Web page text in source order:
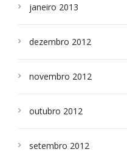
janeiro 2013
dezembro 2012
novembro 2012
outubro 2012
setembro 2012